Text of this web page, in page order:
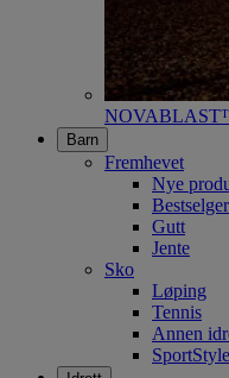
Barn
Fremhevet
Nye
Gutt
Jente
Sko
Løping
Tennis
Annen
SportStyle